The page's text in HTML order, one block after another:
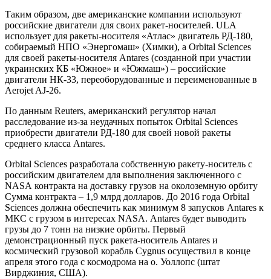
Таким образом, две американские компании используют
российские двигатели для своих ракет-носителей. ULA
использует для ракеты-носителя «Атлас» двигатель РД-180,
собираемый НПО «Энергомаш» (Химки), а Orbital Sciences
для своей ракеты-носителя Antares (созданной при участии
украинских КБ «Южное» и «Южмаш») – российские
двигатели НК-33, переоборудованные и переименованные в
Aerojet AJ-26.
По данным Reuters, американский регулятор начал
расследование из-за неудачных попыток Orbital Sciences
приобрести двигатели РД-180 для своей новой ракеты
среднего класса Antares.
Orbital Sciences разработала собственную ракету-носитель с
российским двигателем для выполнения заключенного с
NASА контракта на доставку грузов на околоземную орбиту
Сумма контракта – 1,9 млрд долларов. До 2016 года Orbital
Sciences должна обеспечить как минимум 8 запусков Antares к
МКС с грузом в интересах NASА. Antares будет выводить
грузы до 7 тонн на низкие орбиты. Первый
демонстрационный пуск ракета-носитель Antares и
космический грузовой корабль Cygnus осуществил в конце
апреля этого года с космодрома на о. Уоллопс (штат
Вирджиния, США).